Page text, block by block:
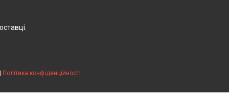
| Політика конфіденційності